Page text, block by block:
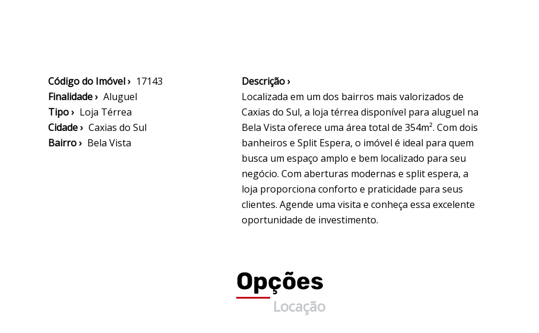
Código do Imóvel › 17143
Finalidade › Aluguel
Tipo › Loja Térrea
Cidade › Caxias do Sul
Bairro › Bela Vista
Descrição ›
Localizada em um dos bairros mais valorizados de
Caxias do Sul, a loja térrea disponível para aluguel na
Bela Vista oferece uma área total de 354m². Com dois
banheiros e Split Espera, o imóvel é ideal para quem
busca um espaço amplo e bem localizado para seu
negócio. Com aberturas modernas e split espera, a
loja proporciona conforto e praticidade para seus
clientes. Agende uma visita e conheça essa excelente
oportunidade de investimento.
Opções
Locação